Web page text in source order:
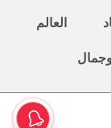
العالم